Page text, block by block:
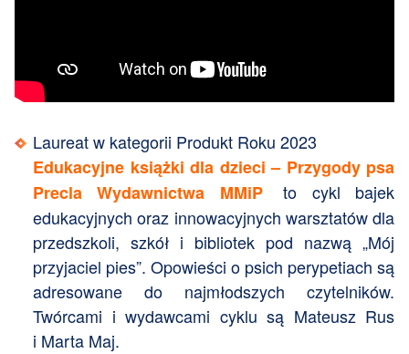
Laureat w kategorii Produkt Roku 2023
Edukacyjne książki dla dzieci – Przygody psa
Precla Wydawnictwa MMiPto cykl bajek
edukacyjnych oraz innowacyjnych warsztatów dla
przedszkoli, szkół i bibliotek pod nazwą „Mój
przyjaciel pies”. Opowieści o psich perypetiach są
adresowane do najmłodszych czytelników.
Twórcami i wydawcami cyklu są Mateusz Rus
i Marta Maj.